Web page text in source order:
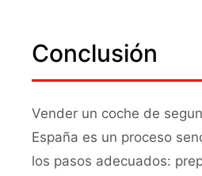
Conclusión
Vender un coche de
España es un proceso
los pasos adecuados: